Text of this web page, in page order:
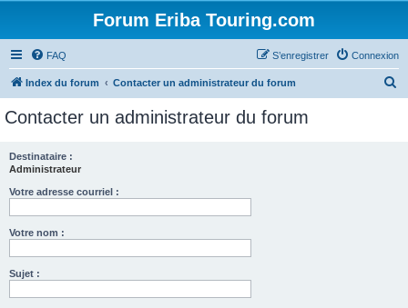
Forum Eriba Touring.com
FAQ Connexion
S’enregistrer
Index du forum Contacter un administrateur du forum
Contacter un administrateur du forum
Destinataire :
Administrateur
Votre adresse courriel :
Votre nom :
Sujet :